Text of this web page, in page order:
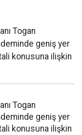
Togan
geniş yer
konusuna ilişkin
Togan
geniş yer
konusuna ilişkin